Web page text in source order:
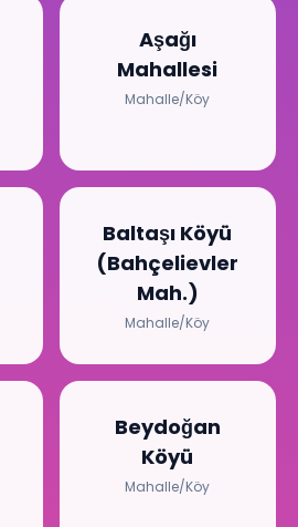
Aşağı
Mahallesi
Mahalle/Köy
Baltaşı Köyü
(Bahçelievler
Mah.)
Mahalle/Köy
Beydoğan
Köyü
Mahalle/Köy